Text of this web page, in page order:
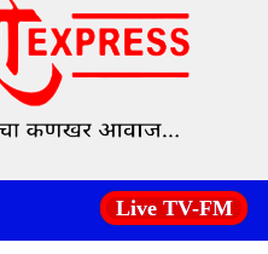
Live TV-FM